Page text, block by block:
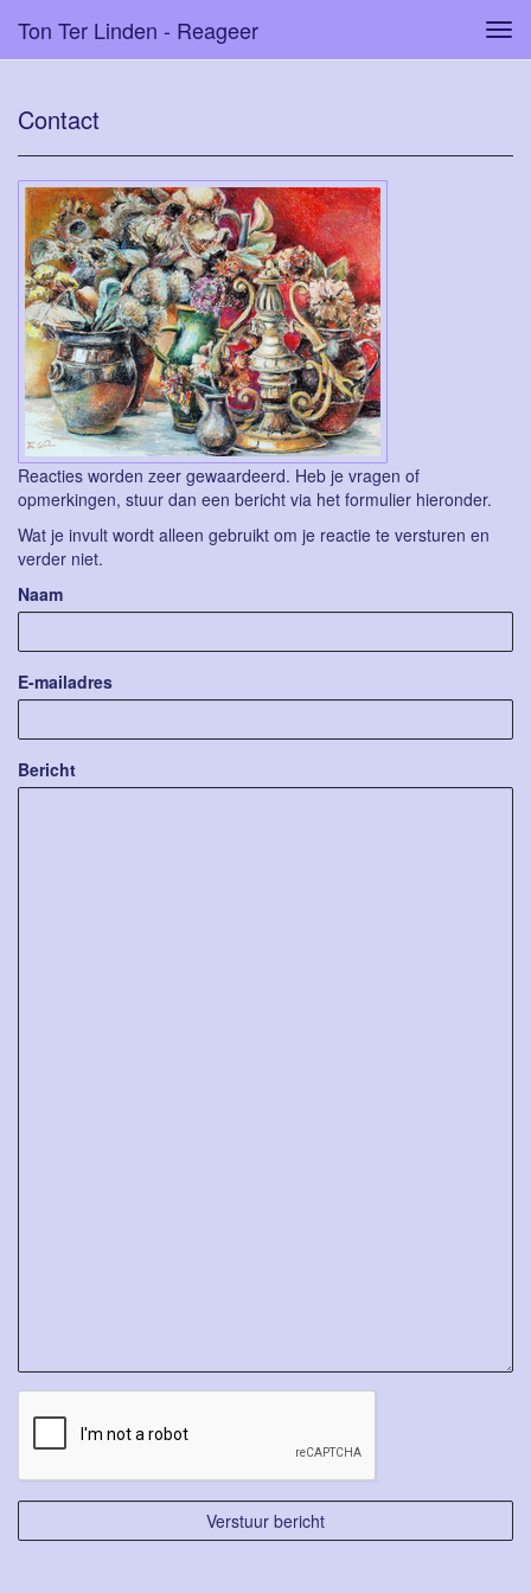
Ton Ter Linden - Reageer
Contact
Reacties worden zeer gewaardeerd. Heb je vragen of
opmerkingen, stuur dan een bericht via het formulier hieronder.
Wat je invult wordt alleen gebruikt om je reactie te versturen en
verder niet.
Naam
E-mailadres
Bericht